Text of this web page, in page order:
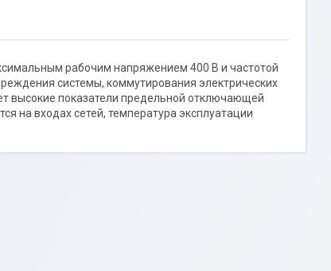
рабочим напряжением 400 В и частотой
системы, коммутирования электрических
высокие показатели предельной отключающей
на входах сетей, температура эксплуатации